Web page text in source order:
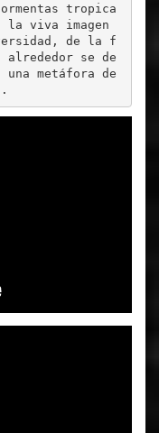
tropica
la viva imagen
de la f
se de
metáfora de